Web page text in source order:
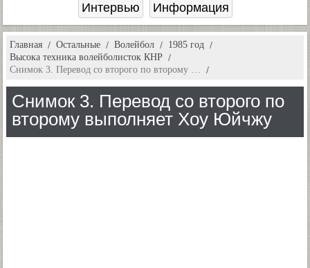
Интервью
Информация
Главная Остальные Волейбол
1985 год
Высока техника волейболисток КНР
Снимок 3. Перевод со второго по второму …
Снимок 3. Перевод со второго по
второму выполняет Хоу Юйчжу